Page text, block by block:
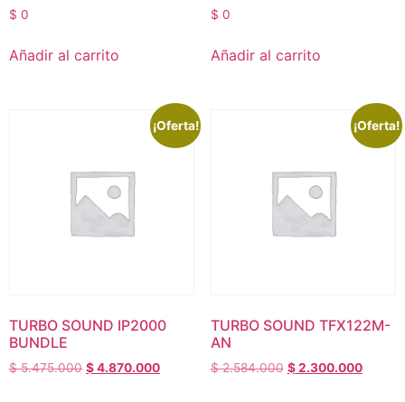
$ 0
Añadir al carrito
$ 0
Añadir al carrito
¡Oferta!
TURBO SOUND IP2000
BUNDLE
$5.475.000 $4.870.000
¡Oferta!
TURBO SOUND TFX122M-
AN
$2.584.000 $2.300.000